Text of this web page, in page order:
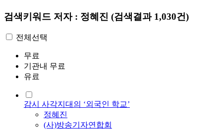
검색키워드 저자 : 정혜진 (검색결과 1,030건)
전체선택
무료
기관내 무료
유료
감시 사각지대의 ‘외국인 학교’
정혜진
(사)방송기자연합회